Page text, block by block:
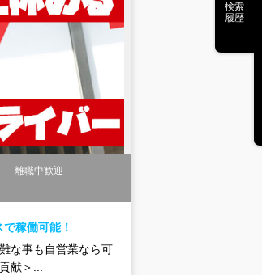
離職中歓迎
稼働可能！
な事も自営業なら可
献＞...
検索
履歴